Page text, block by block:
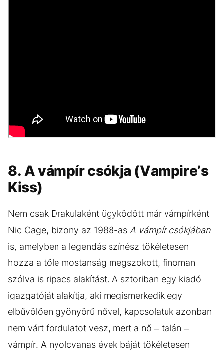
8. A vámpír csókja (Vampire’s
Kiss)
Nem csak Drakulaként ügyködött már vámpírként
Nic Cage, bizony az 1988-as A vámpír csókjában
is, amelyben a legendás színész tökéletesen
hozza a tőle mostanság megszokott, finoman
szólva is ripacs alakítást. A sztoriban egy kiadó
igazgatóját alakítja, aki megismerkedik egy
elbűvölően gyönyörű nővel, kapcsolatuk azonban
nem várt fordulatot vesz, mert a nő – talán –
vámpír. A nyolcvanas évek báját tökéletesen